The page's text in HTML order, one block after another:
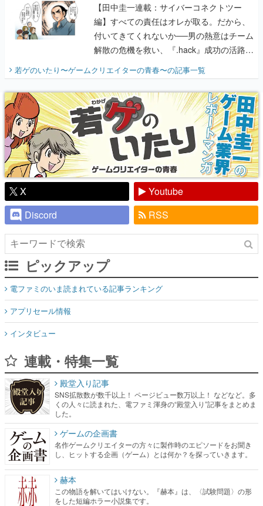
【田中圭一連載：サイバーコネクトツー
編】すべての責任はオレが取る。だから、
付いてきてくれないか──男の熱意はチーム
解散の危機を救い、『.hack』成功の活路を
『少年ジャンプ』色だった【若ゲのいた
り】
若ゲのいたり〜ゲームクリエイターの青春〜の記事一覧
X
Youtube
Discord
RSS
ピックアップ
電ファミのいま読まれている記事ランキング
アプリセール情報
インタビュー
連載・特集一覧
殿堂入り記事
SNS拡散数が数千以上！ ページビュー数万以上！ などなど。多
くの人々に読まれた、電ファミ渾身の“殿堂入り”記事をまとめま
した。
ゲームの企画書
名作ゲームクリエイターの方々に製作時のエピソードをお聞き
し、ヒットする企画（ゲーム）とは何か？を探っていきます。
赫本
この物語を解いてはいけない。『赫本』は、〈試験問題〉の形
をした短編ホラー小説集です。